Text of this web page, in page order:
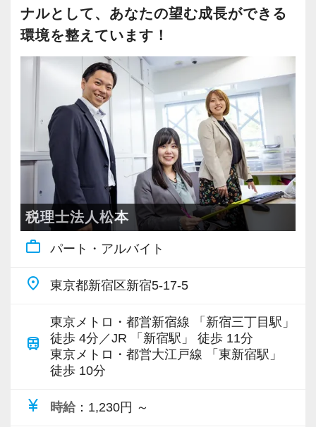
ーション力を磨くこと。
最新の税務・会計サービスを提供しています。
現時点で深い知識や経験をお持ちでなくても安
心してください！
社員と同じように実務経験を積みながら税法や
会計の知識を得られるようフォロー体制はバッ
チリです。
【先輩スタッフのサポートを受けながら段階を
踏んでステップアップできます♪】
入社してからのステップアッププランを準備し
ています。あなたの成長にあわせてステップア
ップしていきましょう。
▽ステップ1(入社〜約1ヶ月)
先輩が担当しているお客様の月次試算表を作成
しながら少しずつレベルアップしていきましょ
う。実際の数字に触れながら業務に取り組んで
頂くことで、より理解と知識が深まります！
フの距離感が近いという特徴があります。
そんなお客様に寄り添い、頼れるパートナーと
たいオフィスです。
各業界に対するAIの登壇など、変革する時代に
先駆けて会計業界をリードしていきたいという
方は、ぜひ当社で腕を振るってみませんか？
【ご紹介が多い安定企業でお客様から一番に信
頼される税務のプロを目指せます】
私達は「税務のプロフェッショナルとしてお客
様に寄り添う」ことが一つの使命です。
お客様から「こうしたい」という理想をいただ
いたら、それを一緒になって実現するために大
きく力を発揮できる存在でありたいと考えてい
ます。ご紹介案件が7割を超えているのも、そう
いった私たちの姿勢がお客様から評価されてい
るからだと自負しています。
大事にしているため、資格を持っていなくて
も、スピーディーなキャリアアップが可能で
す！
会計事務所経験者の方には幅広い業務に携わっ
ていただき、早い段階から部下やチームのマネ
ジメント業務にも挑戦できます！これまでの経
験・知識を活かしながら、さらに上のステージ
でキャリアアップをしませんか？
【対象業種100種以上！節税・融資・税務調査に
強い税理士法人です】
創業以来17年連続増収増益、顧問先数2500以
お客様に事務所までご来社いただく来所型サー
ビスで、中小企業の経営を幅広くサポートして
います。
専門Webサイトを10サイト以上運営しており、
各オフィスに国税OB税理士が在籍しているの
ナルとして、あなたの望む成長ができる
環境を整えています！
税理士法人松本
work_outline パート・アルバイト
place 東京都新宿区新宿5-17-5
train
東京メトロ・都営新宿線 「新宿三丁目駅」
徒歩 4分／JR 「新宿駅」 徒歩 11分
東京メトロ・都営大江戸線 「東新宿駅」
徒歩 10分
currency_yen 時給 ：1,230円 ～